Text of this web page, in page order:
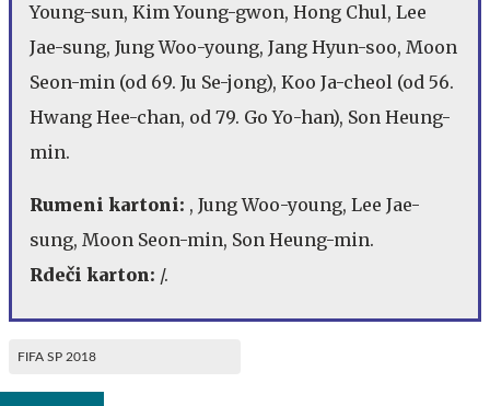
Young-sun, Kim Young-gwon, Hong Chul, Lee
Jae-sung, Jung Woo-young, Jang Hyun-soo, Moon
Seon-min (od 69. Ju Se-jong), Koo Ja-cheol (od 56.
Hwang Hee-chan, od 79. Go Yo-han), Son Heung-
min.
Rumeni kartoni: , Jung Woo-young, Lee Jae-
sung, Moon Seon-min, Son Heung-min.
Rdeči karton: /.
FIFA SP 2018